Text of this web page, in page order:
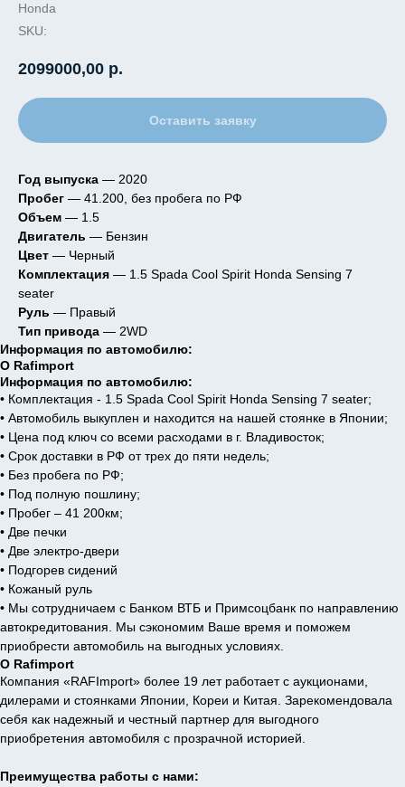
Honda
SKU:
2099000,00 р.
Оставить заявку
Год выпуска — 2020
Пробег — 41.200, без пробега по РФ
Объем — 1.5
Двигатель — Бензин
Цвет — Черный
Комплектация — 1.5 Spada Cool Spirit Honda Sensing 7
seater
Руль — Правый
Тип привода — 2WD
Информация по автомобилю:
О Rafimport
Информация по автомобилю:
• Комплектация - 1.5 Spada Cool Spirit Honda Sensing 7 seater;
• Автомобиль выкуплен и находится на нашей стоянке в Японии;
• Цена под ключ со всеми расходами в г. Владивосток;
• Срок доставки в РФ от трех до пяти недель;
• Без пробега по РФ;
• Под полную пошлину;
• Пробег – 41 200км;
• Две печки
• Две электро-двери
• Подгорев сидений
• Кожаный руль
• Мы сотрудничаем с Банком ВТБ и Примсоцбанк по направлению
автокредитования. Мы сэкономим Ваше время и поможем
приобрести автомобиль на выгодных условиях.
О Rafimport
Компания «RAFImport» более 19 лет работает с аукционами,
дилерами и стоянками Японии, Кореи и Китая. Зарекомендовала
себя как надежный и честный партнер для выгодного
приобретения автомобиля с прозрачной историей.
Преимущества работы с нами: